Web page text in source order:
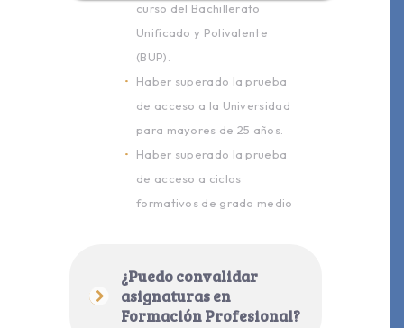
curso del Bachillerato
Unificado y Polivalente
(BUP).
Haber superado la prueba
de acceso a la Universidad
para mayores de 25 años.
Haber superado la prueba
de acceso a ciclos
formativos de grado medio
¿Puedo convalidar
asignaturas en
Formación Profesional?